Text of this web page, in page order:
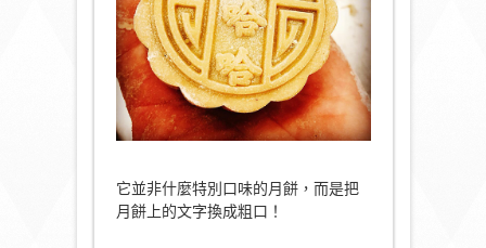
它並非什麼特別口味的月餅，而是把
月餅上的文字換成粗口！